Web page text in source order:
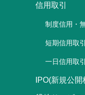
信用取引
制度信用・
短期信用取引
一日信用取引
IPO(新規公